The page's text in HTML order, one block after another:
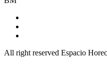
All right reserved Espacio